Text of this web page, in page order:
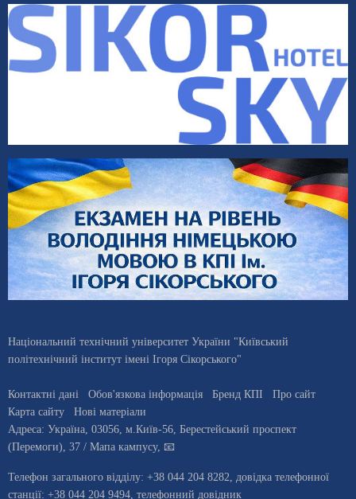
Національний технічний університет України "Київський
політехнічний інститут імені Ігоря Сікорського"
Контактні дані Обов'язкова інформація Бренд КПІ
Про сайт
Карта сайту
Нові матеріали
Адреса: Україна 03056 , м. Київ-56, Берестейський проспект
(Перемоги), 37 / Мапа кампусу, 📧
Телефон загального відділу: +38 044 204 8282, довiдка телефонної
станцiї: +38 044 204 9494, телефонний довідник